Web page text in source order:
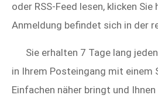
oder RSS-Feed lesen, klicken Sie
Anmeldung befindet sich in der
Sie erhalten 7 Tage lang
in Ihrem Posteingang mit einem
Einfachen näher bringt und